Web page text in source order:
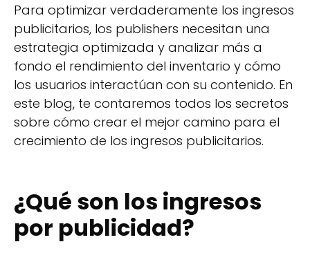
Para optimizar verdaderamente los ingresos
publicitarios, los publishers necesitan una
estrategia optimizada y analizar más a
fondo el rendimiento del inventario y cómo
los usuarios interactúan con su contenido. En
este blog, te contaremos todos los secretos
sobre cómo crear el mejor camino para el
crecimiento de los ingresos publicitarios.
¿Qué son los ingresos
por publicidad?